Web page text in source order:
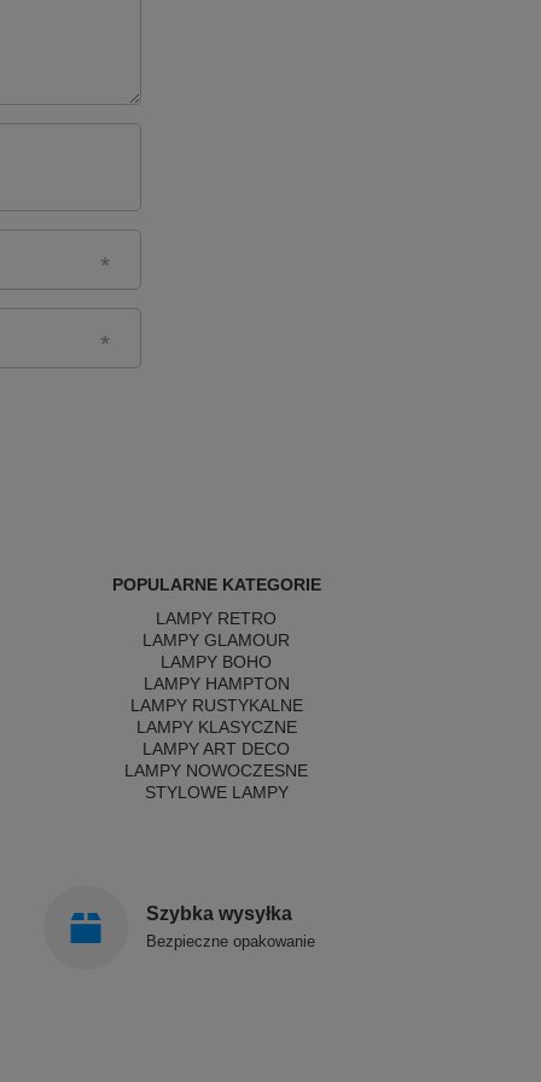
POPULARNE KATEGORIE
LAMPY RETRO
LAMPY GLAMOUR
LAMPY BOHO
LAMPY HAMPTON
LAMPY RUSTYKALNE
LAMPY KLASYCZNE
LAMPY ART DECO
LAMPY NOWOCZESNE
STYLOWE LAMPY
Szybka wysyłka
Bezpieczne opakowanie